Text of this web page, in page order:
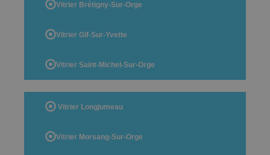
Vitrier Brétigny-Sur-Orge
Vitrier Gif-Sur-Yvette
Vitrier Saint-Michel-Sur-Orge
Vitrier Longjumeau
Vitrier Morsang-Sur-Orge